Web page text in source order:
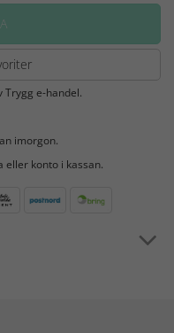
Trygg e-handel.
imorgon.
eller konto i kassan.